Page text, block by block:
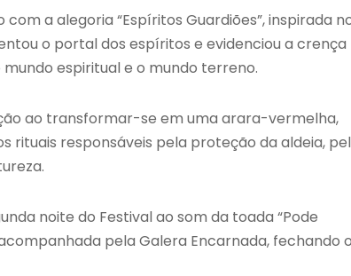
a alegoria “Espíritos Guardiões”, inspirada
o portal dos espíritos e evidenciou a crença
espiritual e o mundo terreno.
ao transformar-se em uma arara-vermelha,
rituais responsáveis pela proteção da aldeia,
noite do Festival ao som da toada “Pode
pela Galera Encarnada, fechando o